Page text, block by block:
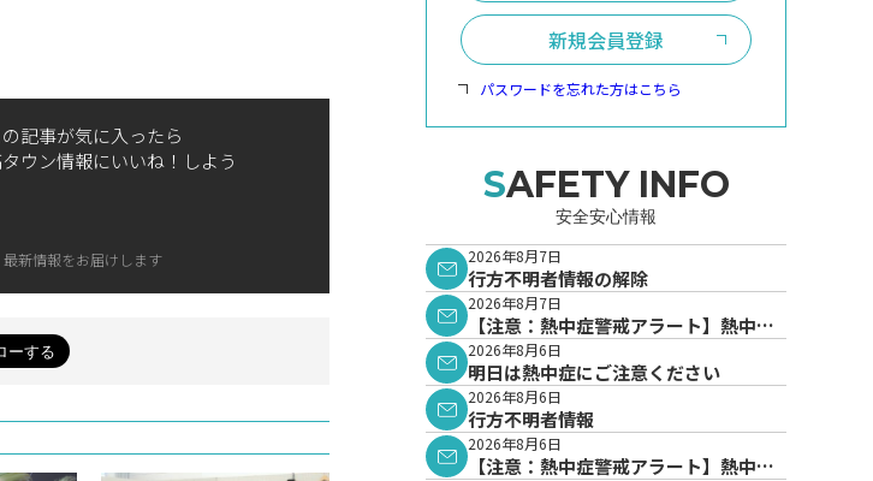
の記事が気に入ったら
ウン情報にいいね！しよう
最新情報をお届けします
新規会員登録
パスワードを忘れた方はこちら
SAFETY INFO
安全安心情報
2026年8月7日
行方不明者情報の解除
2026年8月7日
【注意：熱中症警戒アラート】熱中症
警戒アラートが発表されています。
2026年8月6日
明日は熱中症にご注意ください
2026年8月6日
行方不明者情報
2026年8月6日
【注意：熱中症警戒アラート】熱中症